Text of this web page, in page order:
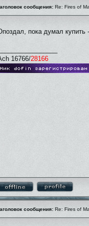
сообщения: Re: Fires of
пока думал
16766/28166
сообщения: Re: Fires of